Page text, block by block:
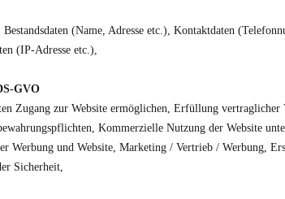
(Name, Adresse etc.), Kontaktdaten
(IP-Adresse etc.),
GVO
Zugang zur Website ermöglichen, Erfüllung
Kommerzielle Nutzung der Website
Werbung und Website, Marketing / Vertrieb / Werbung,
Sicherheit,